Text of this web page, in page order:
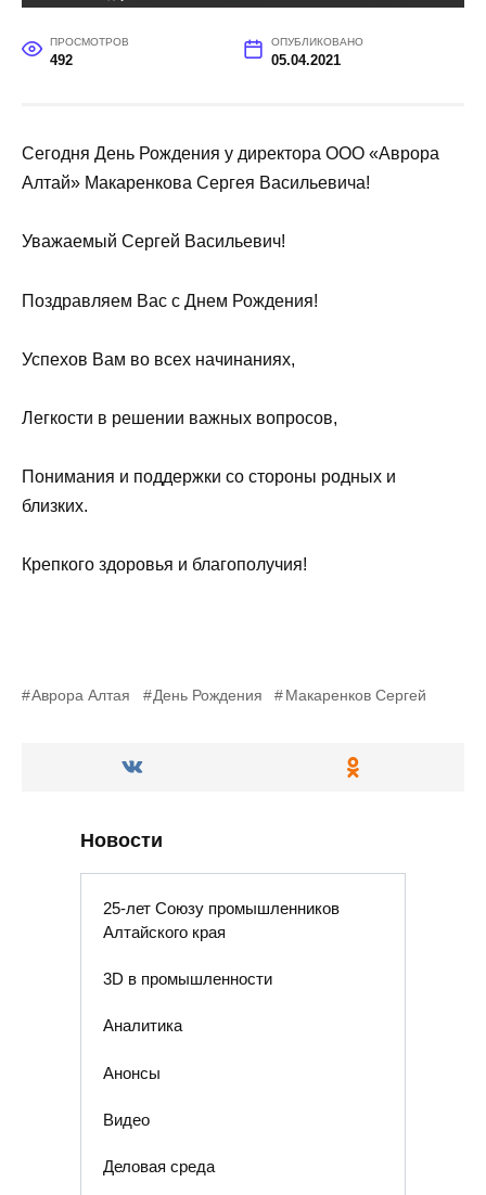
ПРОСМОТРОВ
492
ОПУБЛИКОВАНО
05.04.2021
Сегодня День Рождения у директора ООО «Аврора
Алтай» Макаренкова Сергея Васильевича!
Уважаемый Сергей Васильевич!
Поздравляем Вас с Днем Рождения!
Успехов Вам во всех начинаниях,
Легкости в решении важных вопросов,
Понимания и поддержки со стороны родных и
близких.
Крепкого здоровья и благополучия!
Аврора Алтая День Рождения Макаренков Сергей
Новости
25-лет Союзу промышленников
Алтайского края
3D в промышленности
Аналитика
Анонсы
Видео
Деловая среда